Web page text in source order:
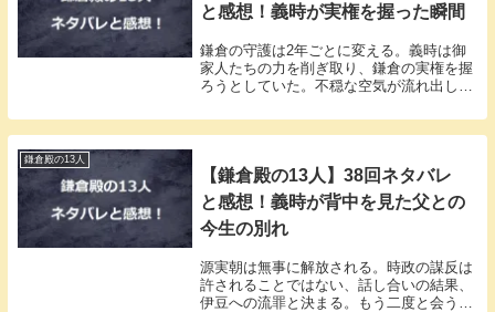
と感想！義時が実権を握った瞬間
鎌倉の守護は2年ごとに変える。義時は御
家人たちの力を削ぎ取り、鎌倉の実権を握
ろうとしていた。不穏な空気が流れ出して
鎌倉殿の13人
【鎌倉殿の13人】38回ネタバレ
と感想！義時が背中を見た父との
今生の別れ
源実朝は無事に解放される。時政の謀反は
許されることではない、話し合いの結果、
伊豆への流罪と決まる。もう二度と会うこ